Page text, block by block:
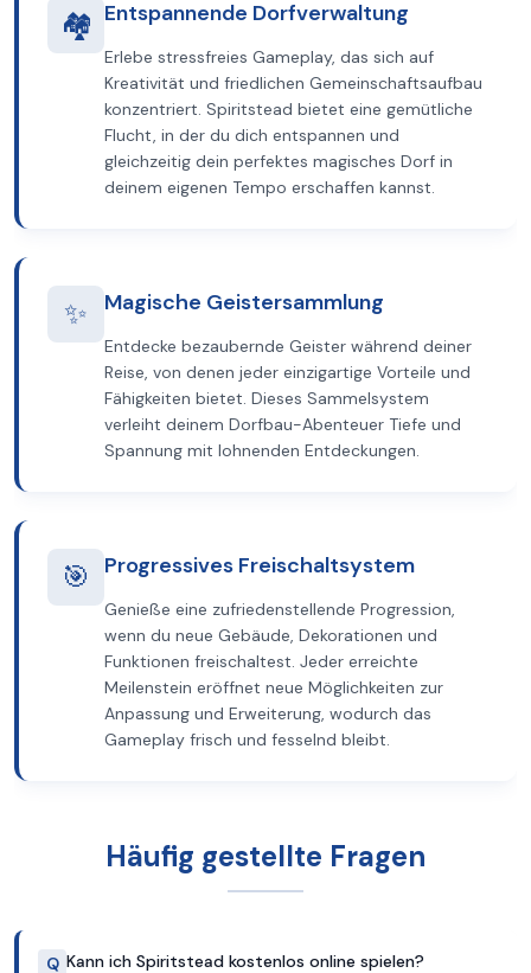
🏘️ Entspannende Dorfverwaltung
Erlebe stressfreies Gameplay, das sich auf
Kreativität und friedlichen Gemeinschaftsaufbau
konzentriert. Spiritstead bietet eine gemütliche
Flucht, in der du dich entspannen und
gleichzeitig dein perfektes magisches Dorf in
deinem eigenen Tempo erschaffen kannst.
✨ Magische Geistersammlung
Entdecke bezaubernde Geister während deiner
Reise, von denen jeder einzigartige Vorteile und
Fähigkeiten bietet. Dieses Sammelsystem
verleiht deinem Dorfbau-Abenteuer Tiefe und
Spannung mit lohnenden Entdeckungen.
🎯 Progressives Freischaltsystem
Genieße eine zufriedenstellende Progression,
wenn du neue Gebäude, Dekorationen und
Funktionen freischaltest. Jeder erreichte
Meilenstein eröffnet neue Möglichkeiten zur
Anpassung und Erweiterung, wodurch das
Gameplay frisch und fesselnd bleibt.
Häufig gestellte Fragen
Q Kann ich Spiritstead kostenlos online spielen?